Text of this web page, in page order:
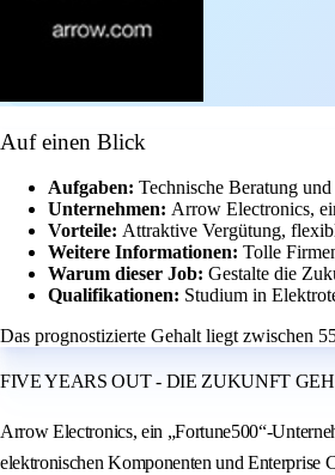
Auf einen Blick
Aufgaben: Technische Beratung
Unternehmen: Arrow Electronics,
Vorteile: Attraktive Vergütung,
Weitere Informationen: Tolle
Warum dieser Job: Gestalte die
Qualifikationen: Studium in
Das prognostizierte Gehalt liegt zwischen
FIVE YEARS OUT - DIE ZUKUNFT
Arrow Electronics, ein „Fortune500“-
elektronischen Komponenten und Enterprise